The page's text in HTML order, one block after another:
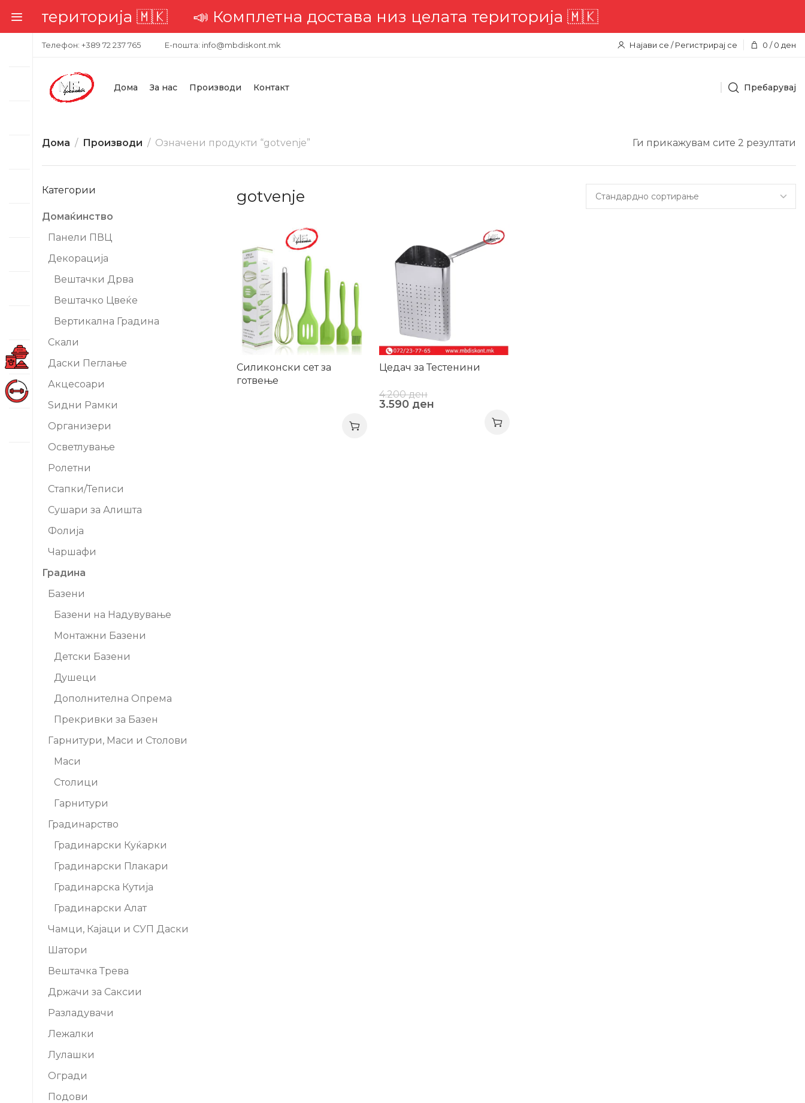
🇲🇰📣 Комплетна достава низ целата територија 🇲🇰
Телефон: +389 72 237 765 Е-пошта: info@mbdiskont.mk Најави се / Регистрирај се 0 / 0 ден
Дома За нас Производи Контакт Пребарувај
Дома Производи Означени продукти “gotvenje” Ги прикажувам сите 2 резултати
Категории
Домаќинство
Панели ПВЦ
Декорација
Вештачки Дрва
Вештачко Цвеќе
Вертикална Градина
Скали
Даски Пеглање
Акцесоари
Ѕидни Рамки
Организери
Осветлување
Ролетни
Стапки/Теписи
Сушари за Алишта
Фолија
Чаршафи
Градина
Базени
Базени на Надувување
Монтажни Базени
Детски Базени
Душеци
Дополнителна Опрема
Прекривки за Базен
Гарнитури, Маси и Столови
Маси
Столици
Гарнитури
Градинарство
Градинарски Куќарки
Градинарски Плакари
Градинарска Кутија
Градинарски Алат
Чамци, Кајаци и СУП Даски
Шатори
Вештачка Трева
Држачи за Саксии
Разладувачи
Лежалки
Лулашки
Огради
Подови
gotvenje
Силиконски сет за
готвење
Цедач за Тестенини
4.200ден
3.590 ден